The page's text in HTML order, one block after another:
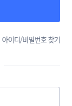
아이디/비밀번호 찾기